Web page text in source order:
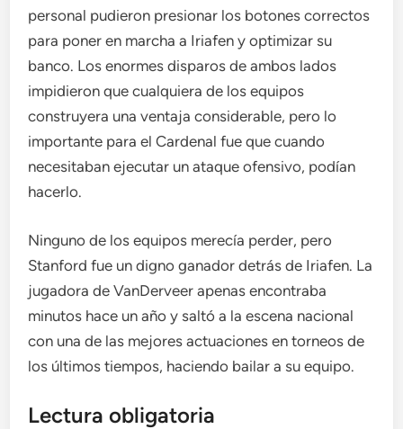
personal pudieron presionar los botones correctos
para poner en marcha a Iriafen y optimizar su
banco. Los enormes disparos de ambos lados
impidieron que cualquiera de los equipos
construyera una ventaja considerable, pero lo
importante para el Cardenal fue que cuando
necesitaban ejecutar un ataque ofensivo, podían
hacerlo.
Ninguno de los equipos merecía perder, pero
Stanford fue un digno ganador detrás de Iriafen. La
jugadora de VanDerveer apenas encontraba
minutos hace un año y saltó a la escena nacional
con una de las mejores actuaciones en torneos de
los últimos tiempos, haciendo bailar a su equipo.
Lectura obligatoria